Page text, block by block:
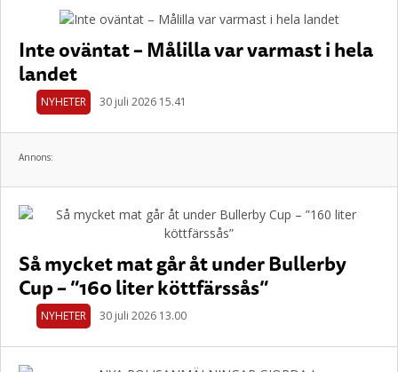
Inte oväntat – Målilla var varmast i hela
landet
NYHETER 30 juli 2026 15.41
Annons:
Så mycket mat går åt under Bullerby
Cup – ”160 liter köttfärssås”
NYHETER 30 juli 2026 13.00